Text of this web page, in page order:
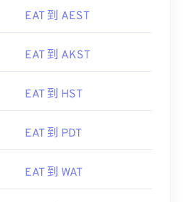
EAT 到 AEST
EAT 到 AKST
EAT 到 HST
EAT 到 PDT
EAT 到 WAT